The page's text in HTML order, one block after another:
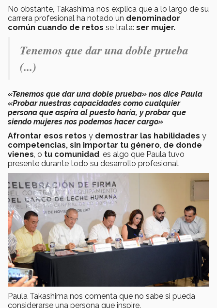
No obstante, Takashima nos explica que a lo largo de su
carrera profesional ha notado un denominador
común cuando de retos se trata: ser mujer.
Tenemos que dar una doble prueba
(...)
«Tenemos que dar una doble prueba» nos dice Paula
«Probar nuestras capacidades como cualquier
persona que aspira al puesto haría, y probar que
siendo mujeres nos podemos hacer cargo»
Afrontar esos retos y demostrar las habilidades y
competencias, sin importar tu género de donde
vienes , o tu comunidad , es algo que Paula tuvo
presente durante todo su desarrollo profesional.
Paula Takashima nos comenta que no sabe si pueda
considerarse una persona que inspire.